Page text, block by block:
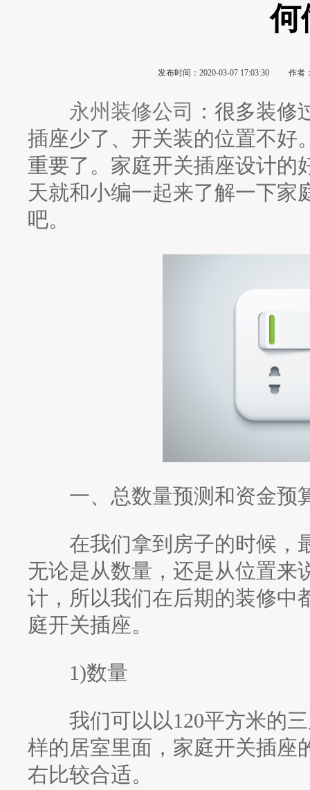
何
发布时间：2020-03-07 17:03:30 作者
永州装修公司 ：很多装
插座少了、开关装的位置不好
重要了。家庭开关插座设计的
天就和小编一起来了解一下家
吧。
一、总数量预测和资金预
在我们拿到房子的时候，
无论是从数量，还是从位置来
计，所以我们在后期的装修中
庭开关插座。
1)数量
我们可以以120平方米的三
样的居室里面，家庭开关插座
右比较合适。